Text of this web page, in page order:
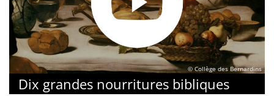
© Collège des Bernardins
Dix grandes nourritures bibliques